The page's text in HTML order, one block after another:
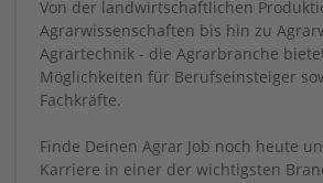
Von der landwirtschaftlichen
Agrarwissenschaften bis hin zu
Agrartechnik - die Agrarbranche
Möglichkeiten für Berufseinsteiger
Fachkräfte.
Finde Deinen Agrar Job noch heute
Karriere in einer der wichtigsten